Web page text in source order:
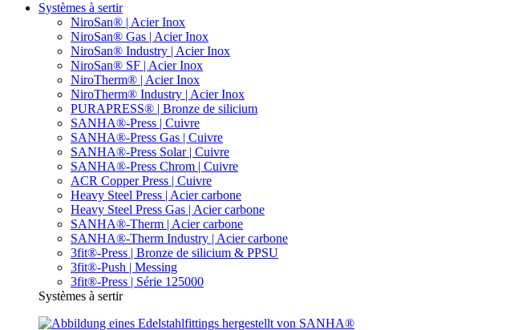
Systèmes à sertir
NiroSan® | Acier Inox
NiroSan® Gas | Acier Inox
NiroSan® Industry | Acier Inox
NiroSan® SF | Acier Inox
NiroTherm® | Acier Inox
NiroTherm® Industry | Acier Inox
PURAPRESS® | Bronze de silicium
SANHA®-Press | Cuivre
SANHA®-Press Gas | Cuivre
SANHA®-Press Solar | Cuivre
SANHA®-Press Chrom | Cuivre
ACR Copper Press | Cuivre
Heavy Steel Press | Acier carbone
Heavy Steel Press Gas | Acier carbone
SANHA®-Therm | Acier carbone
SANHA®-Therm Industry | Acier carbone
3fit®-Press | Bronze de silicium & PPSU
3fit®-Push | Messing
3fit®-Press | Série 125000
Systèmes à sertir